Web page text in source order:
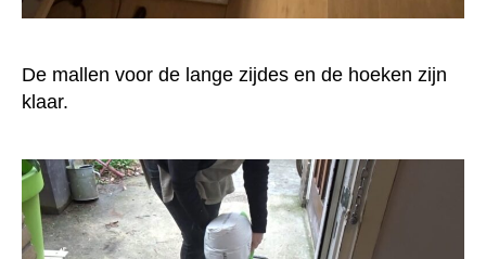
De mallen voor de lange zijdes en de hoeken zijn
klaar.